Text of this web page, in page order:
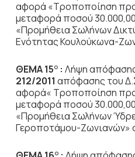
αφορά «Τροποποίηση
μεταφορά ποσού
«Προμήθεια Σωλήνων
Ενότητας Κουλούκωνα-
ΘΕΜΑ 15Ο: Λήψη απόφασης
212/2011 απόφασης του
αφορά« Τροποποίηση
μεταφορά ποσού
«Προμήθεια Σωλήνων
Γεροποτάμου-Ζωνιανών»
Ο